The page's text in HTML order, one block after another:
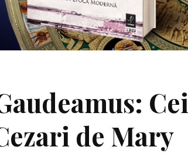
Cei
de Mary